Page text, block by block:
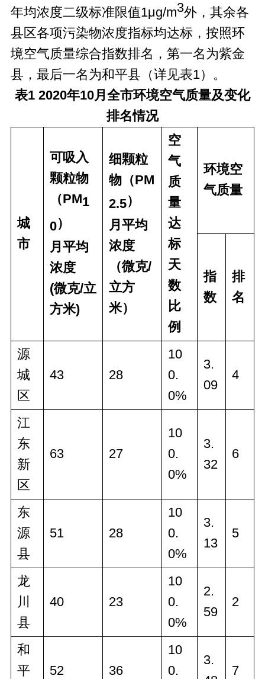
年均浓度二级标准限值1μg/m3外，其余各
县区各项污染物浓度指标均达标，按照环
境空气质量综合指数排名，第一名为紫金
县，最后一名为和平县（详见表1）。
表1 2020年10月全市环境空气质量及变化
排名情况
城
市
可吸入
颗粒物
（PM1
0）
月平均
浓度
(微克/立
方米)
细颗粒
物（PM
2.5）
月平均
浓度
（微克/
立方
米）
空
气
质
量
达
标
天
数
比
例
环境空
气质量
指
数
排
名
源
城
区
43 28
10
0.
0%
3.
09
4
江
东
新
区
63 27
10
0.
0%
3.
32
6
东
源
县
51 28
10
0.
0%
3.
13
5
龙
川
县
40 23
10
0.
0%
2.
59
2
和
平
52 36
10
0.
3.
7